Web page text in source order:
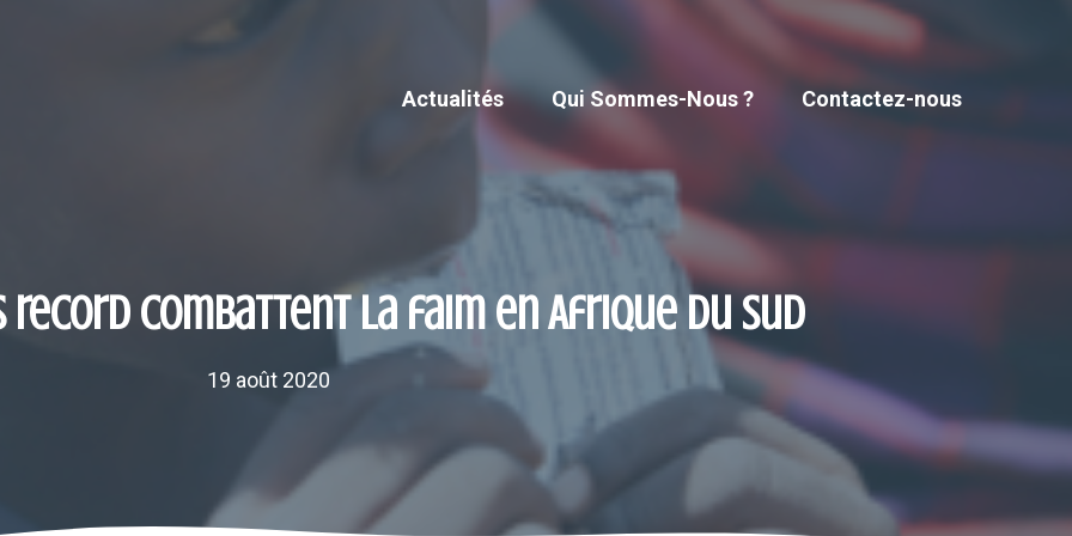
Actualités Qui Sommes-Nous ? Contactez-nous
record combattent la faim en Afrique du Sud
19 août 2020